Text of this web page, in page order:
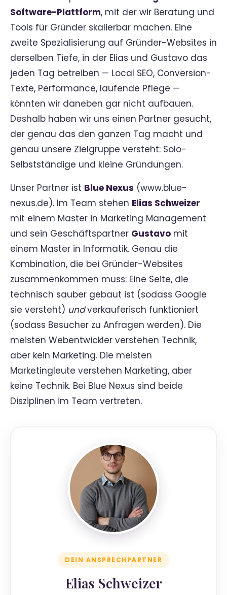
Software-Plattform, mit der wir Beratung und
Tools für Gründer skalierbar machen. Eine
zweite Spezialisierung auf Gründer-Websites in
derselben Tiefe, in der Elias und Gustavo das
jeden Tag betreiben — Local SEO, Conversion-
Texte, Performance, laufende Pflege —
könnten wir daneben gar nicht aufbauen.
Deshalb haben wir uns einen Partner gesucht,
der genau das den ganzen Tag macht und
genau unsere Zielgruppe versteht: Solo-
Selbstständige und kleine Gründungen.
Unser Partner ist Blue Nexus (www.blue-
nexus.de). Im Team stehen Elias Schweizer
mit einem Master in Marketing Management
und sein Geschäftspartner Gustavo mit
einem Master in Informatik. Genau die
Kombination, die bei Gründer-Websites
zusammenkommen muss: Eine Seite, die
technisch sauber gebaut ist (sodass Google
sie versteht) undverkauferisch funktioniert
(sodass Besucher zu Anfragen werden). Die
meisten Webentwickler verstehen Technik,
aber kein Marketing. Die meisten
Marketingleute verstehen Marketing, aber
keine Technik. Bei Blue Nexus sind beide
Disziplinen im Team vertreten.
DEIN ANSPRECHPARTNER
Elias Schweizer